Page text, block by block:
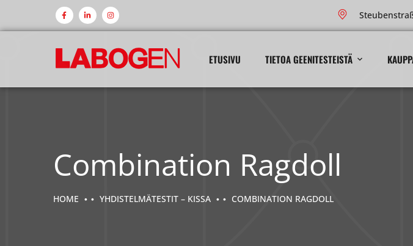
ETUSIVU TIETOA GEENITESTEISTÄ
Combination Ragdoll
HOME YHDISTELMÄTESTIT – KISSA COMBINATION RAGDOLL